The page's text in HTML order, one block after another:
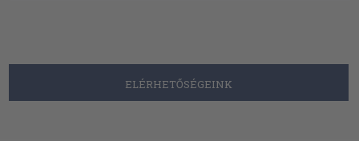
ELÉRHETŐSÉGEINK